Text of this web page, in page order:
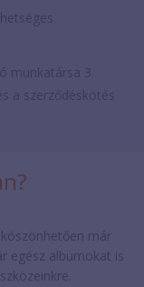
már
egész albumokat is